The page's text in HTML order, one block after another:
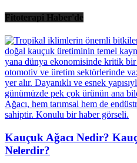
Fitoterapi Haber'de
Kauçuk Ağacı Nedir?
Nelerdir?